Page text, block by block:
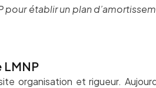
établir un plan
LMNP
organisation et rigueur.